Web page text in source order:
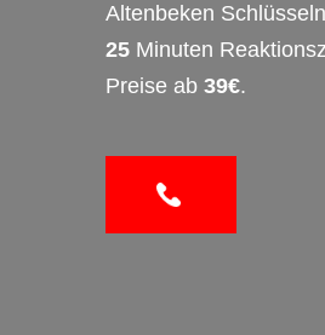
Altenbeken
25 Minuten
Preise ab 39€.